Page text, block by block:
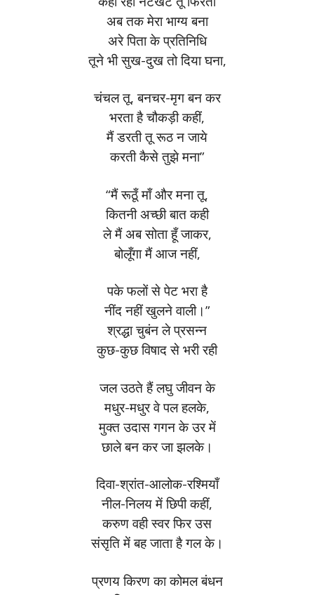
अब तक मेरा भाग्य बना
अरे पिता के प्रतिनिधि
तूने भी सुख-दुख तो दिया घना,
चंचल तू, बनचर-मृग बन कर
भरता है चौकड़ी कहीं,
मैं डरती तू रूठ न जाये
करती कैसे तुझे मना”
“मैं रूठूँ माँ और मना तू,
कितनी अच्छी बात कही
ले मैं अब सोता हूँ जाकर,
बोलूँगा मैं आज नहीं,
पके फलों से पेट भरा है
नींद नहीं खुलने वाली।”
श्रद्धा चुबंन ले प्रसन्न
कुछ-कुछ विषाद से भरी रही
जल उठते हैं लघु जीवन के
मधुर-मधुर वे पल हलके,
मुक्त उदास गगन के उर में
छाले बन कर जा झलके।
दिवा-श्रांत-आलोक-रश्मियाँ
नील-निलय में छिपी कहीं,
करुण वही स्वर फिर उस
संसृति में बह जाता है गल के।
प्रणय किरण का कोमल बंधन